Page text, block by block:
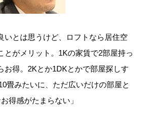
いとは思うけど、ロフトなら居住空
とがメリット。1Kの家賃で2部屋持っ
お得。2Kとか1DKとかで部屋探しす
畳みたいに、ただ広いだけの部屋と
得感がたまらない」